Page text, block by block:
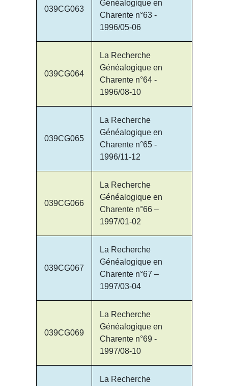
039CG063
Généalogique en
Charente n°63 -
1996/05-06
039CG064
La Recherche
Généalogique en
Charente n°64 -
1996/08-10
039CG065
La Recherche
Généalogique en
Charente n°65 -
1996/11-12
039CG066
La Recherche
Généalogique en
Charente n°66 –
1997/01-02
039CG067
La Recherche
Généalogique en
Charente n°67 –
1997/03-04
039CG069
La Recherche
Généalogique en
Charente n°69 -
1997/08-10
La Recherche